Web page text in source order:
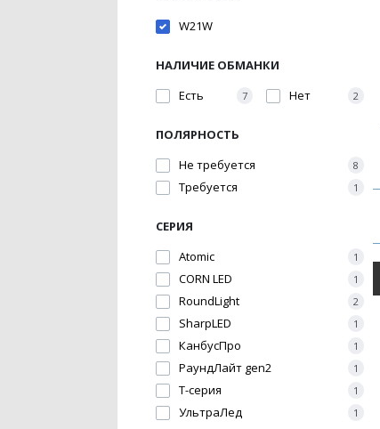
W21W
НАЛИЧИЕ ОБМАНКИ
Есть
7 Нет 2
ПОЛЯРНОСТЬ
Не требуется
8
Требуется 1
СЕРИЯ
Atomic
1
CORN LED 1
RoundLight 2
SharpLED 1
КанбусПро 1
РаундЛайт gen2 1
Т-серия 1
УльтраЛед 1
LED фара Flood 18W SMD
3030 под врезку белый +
оранжевый 1 шт